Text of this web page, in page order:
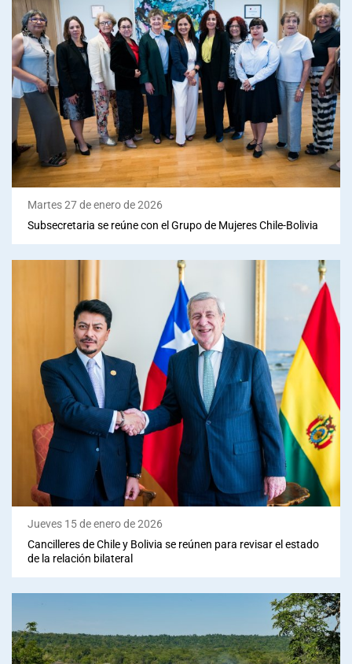
Martes 27 de enero de 2026
Subsecretaria se reúne con el Grupo de Mujeres Chile-Bolivia
Jueves 15 de enero de 2026
Cancilleres de Chile y Bolivia se reúnen para revisar el estado
de la relación bilateral